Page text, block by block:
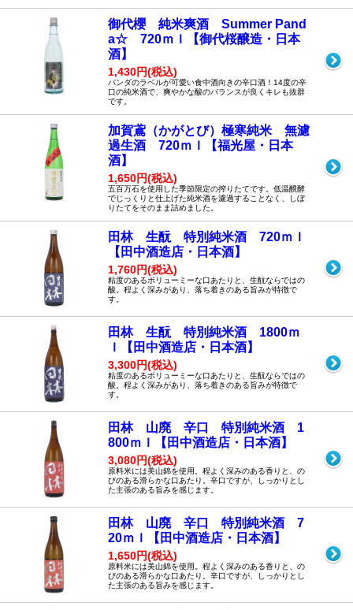
御代櫻 純米爽酒 Summer Pand
a☆ 720ｍｌ【御代桜醸造・日本
酒】
1,430円(税込)
パンダのラベルが可愛い食中酒向きの辛口酒！14度の辛
口の純米酒で、爽やかな酸のバランスが良くキレも抜群
です。
加賀鳶（かがとび）極寒純米 無濾
過生酒 720ｍｌ【福光屋・日本
酒】
1,650円(税込)
五百万石を使用した季節限定の搾りたてです。低温醗酵
でじっくりと仕上げた純米酒を濾過することなく、しぼ
りたてをそのまま詰めました。
田林 生酛 特別純米酒 720ｍｌ
【田中酒造店・日本酒】
1,760円(税込)
粘度のあるボリューミーな口あたりと、生酛ならではの
酸。程よく深みがあり、落ち着きのある旨みが特徴で
す。
田林 生酛 特別純米酒 1800ｍ
ｌ【田中酒造店・日本酒】
3,300円(税込)
粘度のあるボリューミーな口あたりと、生酛ならではの
酸。程よく深みがあり、落ち着きのある旨みが特徴で
す。
田林 山廃 辛口 特別純米酒 1
800ｍｌ【田中酒造店・日本酒】
3,080円(税込)
原料米には美山錦を使用。程よく深みのある香りと、の
びのある滑らかな口あたり。辛口ですが、しっかりとし
た主張のある旨みを感じます。
田林 山廃 辛口 特別純米酒 7
20ｍｌ【田中酒造店・日本酒】
1,650円(税込)
原料米には美山錦を使用。程よく深みのある香りと、の
びのある滑らかな口あたり。辛口ですが、しっかりとし
た主張のある旨みを感じます。